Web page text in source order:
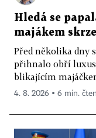
Hledá se
majákem
Před několika dny
přihnalo obří
blikajícím
4. 8. 2026 ▪ 6 min.